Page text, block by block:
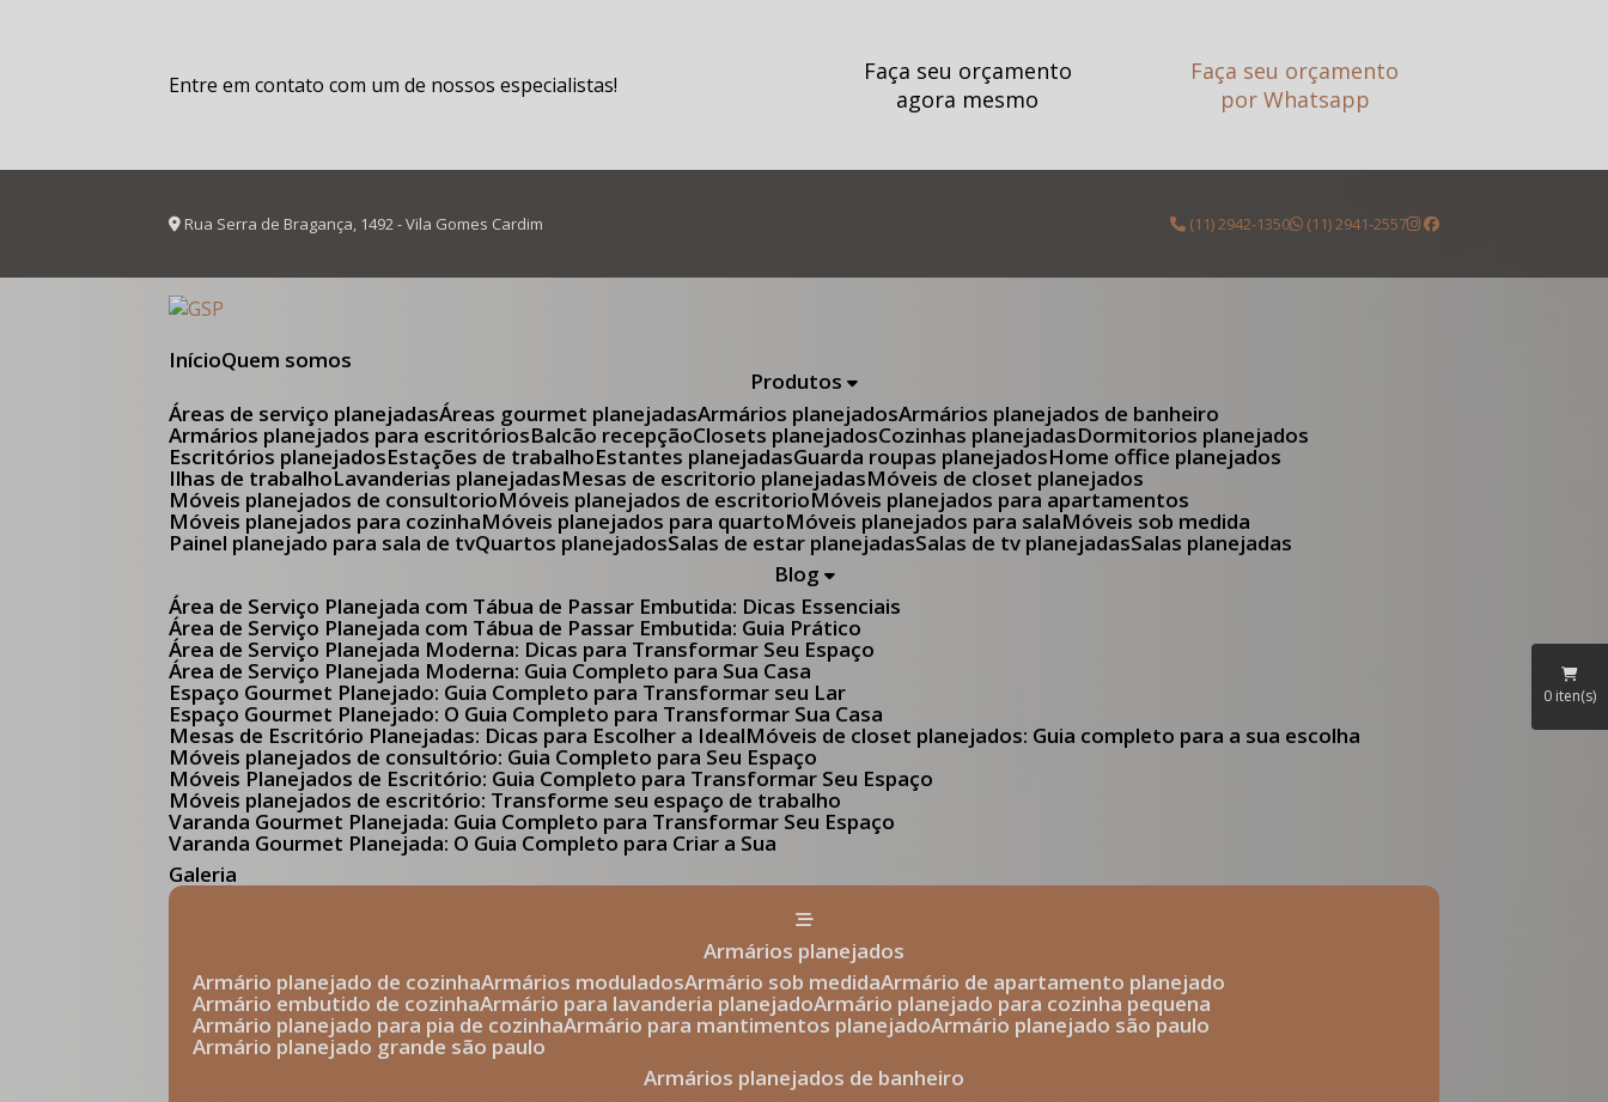
Entre em contato com um de nossos especialistas!
Faça seu orçamento
agora mesmo
Faça seu orçamento
por Whatsapp
Rua Serra de Bragança, 1492 - Vila Gomes Cardim (11) 2942-1350 (11) 2941-2557
Início Quem somos
Produtos
Áreas de serviço planejadas Áreas gourmet planejadas Armários planejados Armários planejados de banheiro
Armários planejados para escritórios Balcão recepção Closets planejados Cozinhas planejadas Dormitorios planejados
Escritórios planejados Estações de trabalho Estantes planejadas Guarda roupas planejados Home office planejados
Ilhas de trabalho Lavanderias planejadas Mesas de escritorio planejadas Móveis de closet planejados
Móveis planejados de consultorio Móveis planejados de escritorio Móveis planejados para apartamentos
Móveis planejados para cozinha Móveis planejados para quarto Móveis planejados para sala Móveis sob medida
Painel planejado para sala de tv Quartos planejados Salas de estar planejadas Salas de tv planejadas Salas planejadas
Blog
Área de Serviço Planejada com Tábua de Passar Embutida: Dicas Essenciais
Área de Serviço Planejada com Tábua de Passar Embutida: Guia Prático
Área de Serviço Planejada Moderna: Dicas para Transformar Seu Espaço
Área de Serviço Planejada Moderna: Guia Completo para Sua Casa
Espaço Gourmet Planejado: Guia Completo para Transformar seu Lar
Espaço Gourmet Planejado: O Guia Completo para Transformar Sua Casa
Mesas de Escritório Planejadas: Dicas para Escolher a Ideal Móveis de closet planejados: Guia completo para a sua escolha
Móveis planejados de consultório: Guia Completo para Seu Espaço
Móveis Planejados de Escritório: Guia Completo para Transformar Seu Espaço
Móveis planejados de escritório: Transforme seu espaço de trabalho
Varanda Gourmet Planejada: Guia Completo para Transformar Seu Espaço
Varanda Gourmet Planejada: O Guia Completo para Criar a Sua
Galeria
armários planejados
armário planejado de cozinha armários modulados armário sob medida armário de apartamento planejado
armário embutido de cozinha armário para lavanderia planejado armário planejado para cozinha pequena
armário planejado para pia de cozinha armário para mantimentos planejado armário planejado são paulo
armário planejado grande são paulo
armários planejados de banheiro
0 iten(s)